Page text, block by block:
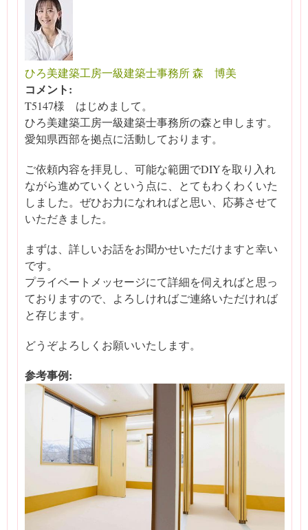
ひろ美建築工房一級建築士事務所 森 博美
コメント:
T5147様 はじめまして。
ひろ美建築工房一級建築士事務所の森と申します。
愛知県西部を拠点に活動しております。
ご依頼内容を拝見し、可能な範囲でDIYを取り入れ
ながら進めていくという点に、とてもわくわくいた
しました。ぜひお力になれればと思い、応募させて
いただきました。
まずは、詳しいお話をお聞かせいただけますと幸い
です。
プライベートメッセージにて詳細を伺えればと思っ
ておりますので、よろしければご連絡いただければ
と存じます。
どうぞよろしくお願いいたします。
参考事例: